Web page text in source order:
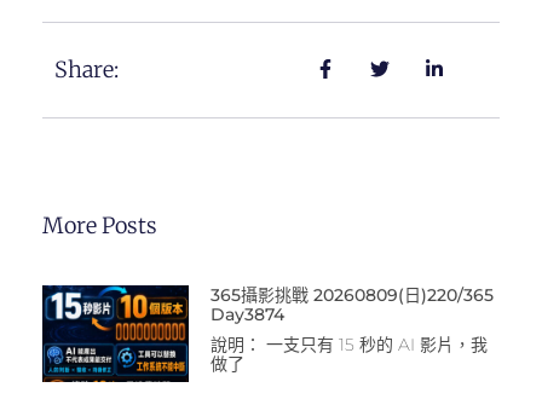
Share:
More Posts
365攝影挑戰 20260809(日)220/365
Day3874
說明： 一支只有 15 秒的 AI 影片，我
做了